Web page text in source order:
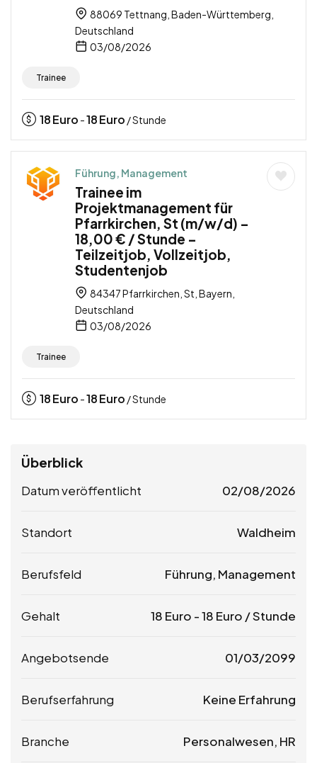
88069 Tettnang, Baden-Württemberg,
Deutschland
03/08/2026
Trainee
18Euro -18Euro / Stunde
Führung, Management
Trainee im
Projektmanagement für
Pfarrkirchen, St (m/w/d) –
18,00 € / Stunde –
Teilzeitjob, Vollzeitjob,
Studentenjob
84347 Pfarrkirchen, St, Bayern,
Deutschland
03/08/2026
Trainee
18Euro -18Euro / Stunde
Überblick
Datum veröffentlicht 02/08/2026
Standort Waldheim
Berufsfeld Führung, Management
Gehalt 18 Euro -18 Euro / Stunde
Angebotsende 01/03/2099
Berufserfahrung Keine Erfahrung
Branche Personalwesen, HR